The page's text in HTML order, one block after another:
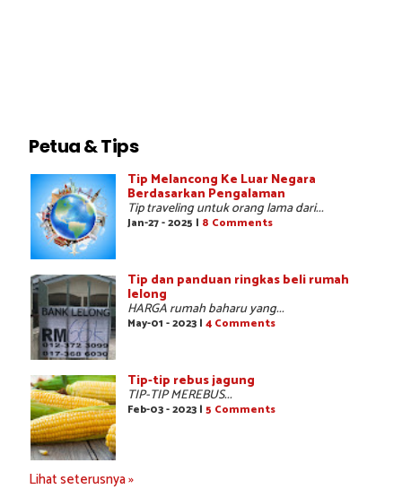
Petua & Tips
Tip Melancong Ke Luar Negara
Berdasarkan Pengalaman
Tip traveling untuk orang lama dari...
Jan-27 - 2025 | 8 Comments
Tip dan panduan ringkas beli rumah
lelong
HARGA rumah baharu yang...
May-01 - 2023 | 4 Comments
Tip-tip rebus jagung
TIP-TIP MEREBUS...
Feb-03 - 2023 | 5 Comments
Lihat seterusnya »